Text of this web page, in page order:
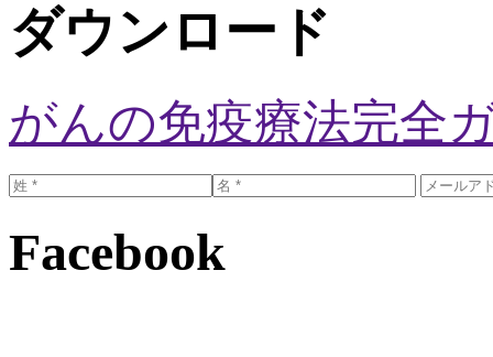
ダウンロード
がんの免疫療法完全
Facebook